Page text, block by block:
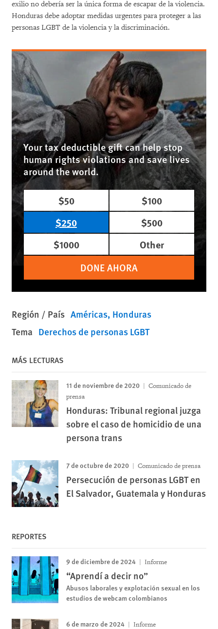
exilio no debería ser la única forma de escapar de la violencia.
Honduras debe adoptar medidas urgentes para proteger a las
personas LGBT de la violencia y la discriminación.
Your tax deductible gift can help stop
human rights violations and save lives
around the world.
$50
$100
$250
$500
$1000
Other
DONE AHORA
Región / País Américas Honduras
Tema Derechos de personas LGBT
MÁS LECTURAS
11 de noviembre de 2020
Comunicado de
prensa
Honduras: Tribunal regional juzga
sobre el caso de homicidio de una
persona trans
7 de octubre de 2020 Comunicado de prensa
Persecución de personas LGBT en
El Salvador, Guatemala y Honduras
REPORTES
9 de diciembre de 2024 Informe
“Aprendí a decir no”
Abusos laborales y explotación sexual en los
estudios de webcam colombianos
6 de marzo de 2024 Informe